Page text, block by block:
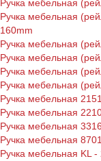
Ручка мебельная
Ручка мебельная
160mm
Ручка мебельная
Ручка мебельная
Ручка мебельная
Ручка мебельная
Ручка мебельная 2151
Ручка мебельная
Ручка мебельная
Ручка мебельная 8701
Ручка мебельная KL -